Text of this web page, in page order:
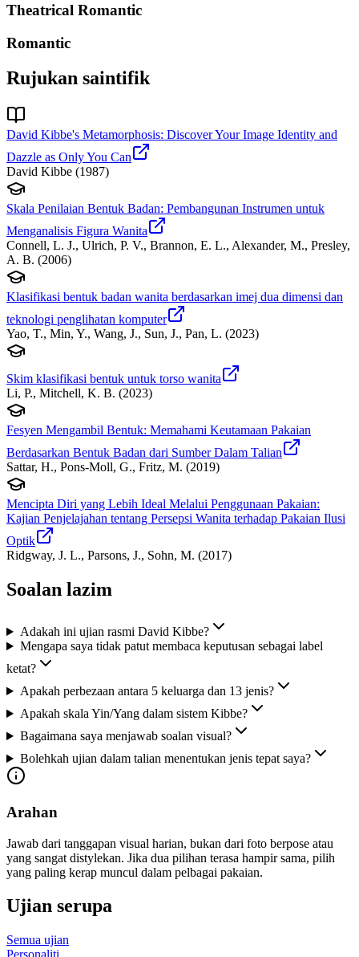
Theatrical Romantic
Romantic
Rujukan saintifik
David Kibbe's Metamorphosis: Discover Your Image Identity and
Dazzle as Only You Can
David Kibbe (1987)
Skala Penilaian Bentuk Badan: Pembangunan Instrumen untuk
Menganalisis Figura Wanita
Connell, L. J., Ulrich, P. V., Brannon, E. L., Alexander, M., Presley,
A. B. (2006)
Klasifikasi bentuk badan wanita berdasarkan imej dua dimensi dan
teknologi penglihatan komputer
Yao, T., Min, Y., Wang, J., Sun, J., Pan, L. (2023)
Skim klasifikasi bentuk untuk torso wanita
Li, P., Mitchell, K. B. (2023)
Fesyen Mengambil Bentuk: Memahami Keutamaan Pakaian
Berdasarkan Bentuk Badan dari Sumber Dalam Talian
Sattar, H., Pons-Moll, G., Fritz, M. (2019)
Mencipta Diri yang Lebih Ideal Melalui Penggunaan Pakaian:
Kajian Penjelajahan tentang Persepsi Wanita terhadap Pakaian Ilusi
Optik
Ridgway, J. L., Parsons, J., Sohn, M. (2017)
Soalan lazim
Adakah ini ujian rasmi David Kibbe?
Mengapa saya tidak patut membaca keputusan sebagai label
ketat?
Apakah perbezaan antara 5 keluarga dan 13 jenis?
Apakah skala Yin/Yang dalam sistem Kibbe?
Bagaimana saya menjawab soalan visual?
Bolehkah ujian dalam talian menentukan jenis tepat saya?
Arahan
Jawab dari tanggapan visual harian, bukan dari foto berpose atau
yang sangat distylekan. Jika dua pilihan terasa hampir sama, pilih
yang paling kerap muncul dalam pelbagai pakaian.
Ujian serupa
Semua ujian